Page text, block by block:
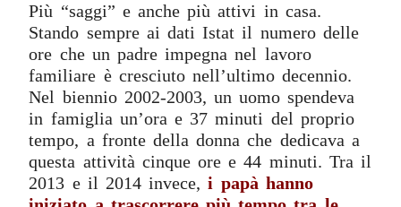
Più “saggi” e anche più attivi in casa.
Stando sempre ai dati Istat il numero delle
ore che un padre impegna nel lavoro
familiare è cresciuto nell’ultimo decennio.
Nel biennio 2002-2003, un uomo spendeva
in famiglia un’ora e 37 minuti del proprio
tempo, a fronte della donna che dedicava a
questa attività cinque ore e 44 minuti. Tra il
2013 e il 2014 invece, i papà hanno